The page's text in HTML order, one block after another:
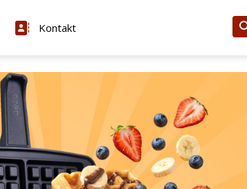
Kontakt